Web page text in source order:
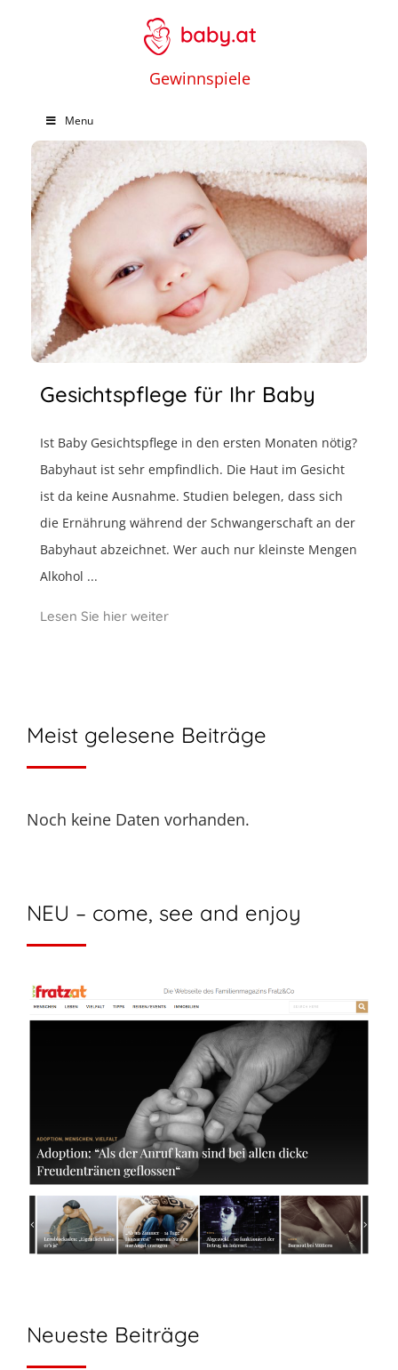
Gewinnspiele
Menu
Gesichtspflege für Ihr Baby
Ist Baby Gesichtspflege in den ersten Monaten nötig?
Babyhaut ist sehr empfindlich. Die Haut im Gesicht
ist da keine Ausnahme. Studien belegen, dass sich
die Ernährung während der Schwangerschaft an der
Babyhaut abzeichnet. Wer auch nur kleinste Mengen
Alkohol ...
Lesen Sie hier weiter
Meist gelesene Beiträge
Noch keine Daten vorhanden.
NEU – come, see and enjoy
Neueste Beiträge